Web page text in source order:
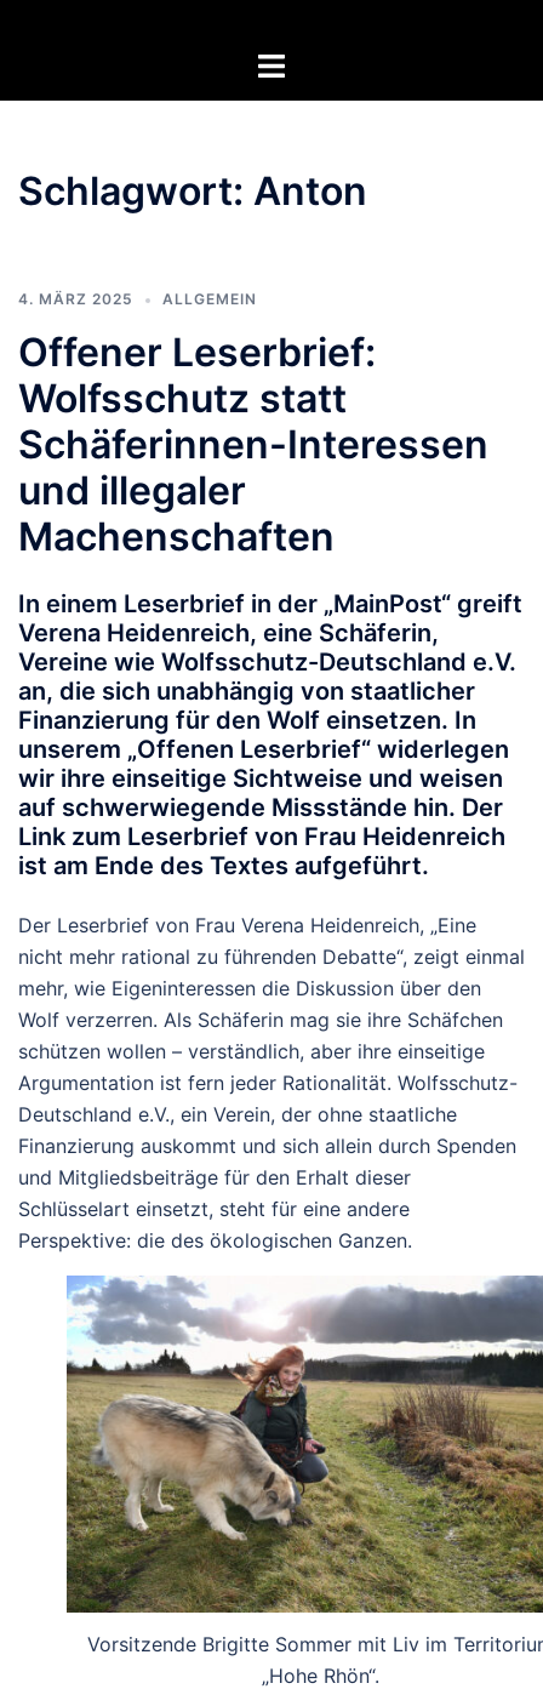
Menü
Schlagwort: Anton
4. MÄRZ 2025 ALLGEMEIN
Offener Leserbrief:
Wolfsschutz statt
Schäferinnen-Interessen
und illegaler
Machenschaften
In einem Leserbrief in der „MainPost“ greift
Verena Heidenreich, eine Schäferin,
Vereine wie Wolfsschutz-Deutschland e.V.
an, die sich unabhängig von staatlicher
Finanzierung für den Wolf einsetzen. In
unserem „Offenen Leserbrief“ widerlegen
wir ihre einseitige Sichtweise und weisen
auf schwerwiegende Missstände hin. Der
Link zum Leserbrief von Frau Heidenreich
ist am Ende des Textes aufgeführt.
Der Leserbrief von Frau Verena Heidenreich, „Eine
nicht mehr rational zu führenden Debatte“, zeigt einmal
mehr, wie Eigeninteressen die Diskussion über den
Wolf verzerren. Als Schäferin mag sie ihre Schäfchen
schützen wollen – verständlich, aber ihre einseitige
Argumentation ist fern jeder Rationalität. Wolfsschutz-
Deutschland e.V., ein Verein, der ohne staatliche
Finanzierung auskommt und sich allein durch Spenden
und Mitgliedsbeiträge für den Erhalt dieser
Schlüsselart einsetzt, steht für eine andere
Perspektive: die des ökologischen Ganzen.
Vorsitzende Brigitte Sommer mit Liv im
„Hohe Rhön“.